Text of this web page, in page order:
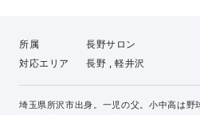
所属
長野サロン
対応エリア
長野 , 軽井沢
埼玉県所沢市出身。一児の父。小中高は野